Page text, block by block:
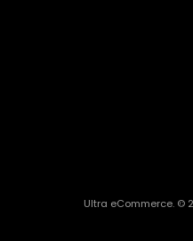
Ultra eCommerce. ©